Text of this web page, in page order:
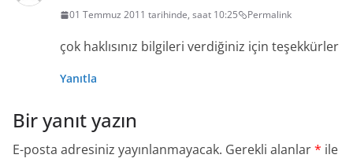
01 Temmuz 2011 tarihinde, saat 10:25 Permalink
çok haklısınız bilgileri verdiğiniz için teşekkürler
Yanıtla
Bir yanıt yazın
E-posta adresiniz yayınlanmayacak. Gerekli alanlar* ile